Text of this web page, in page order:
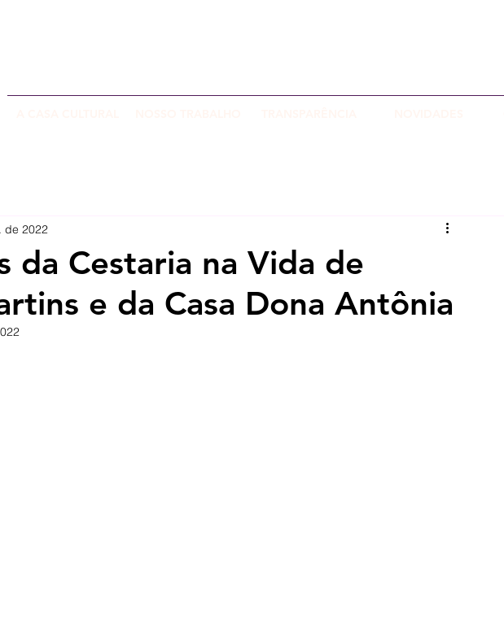
da Cestaria na Vida de
e da Casa Dona Antônia
de 2022